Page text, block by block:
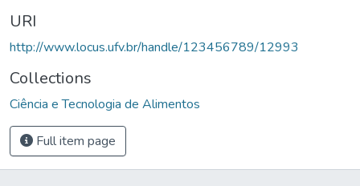
URI
http://www.locus.ufv.br/handle/123456789/12993
Collections
Ciência e Tecnologia de Alimentos
Full item page